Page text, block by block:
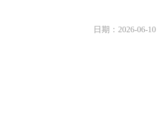
日期：2026-06-10